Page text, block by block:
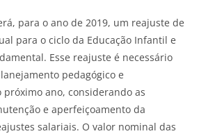
para o ano de 2019, um reajuste de
para o ciclo da Educação Infantil e
Esse reajuste é necessário
pedagógico e
ano, considerando as
e aperfeiçoamento da
salariais. O valor nominal das